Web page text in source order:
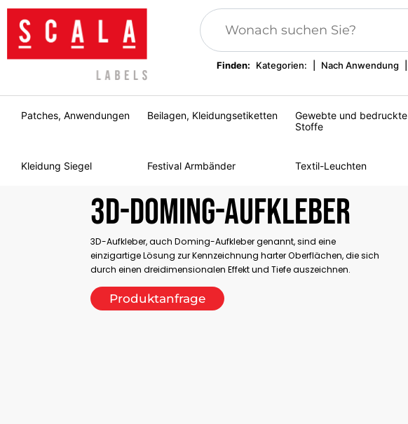
Finden: Kategorien: Nach Anwendung
Patches, Anwendungen Beilagen, Kleidungsetiketten
Gewebte und bedruckte
Stoffe
Kleidung Siegel Festival Armbänder Textil-Leuchten
3D-Doming-Aufkleber
3D-Aufkleber, auch Doming-Aufkleber genannt, sind eine
einzigartige Lösung zur Kennzeichnung harter Oberflächen, die sich
durch einen dreidimensionalen Effekt und Tiefe auszeichnen.
Produktanfrage